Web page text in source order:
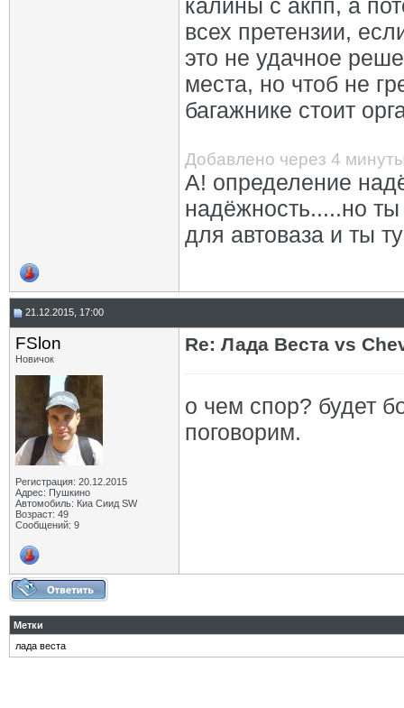
калины с акпп, а
всех претензии,
это не удачное
места, но чтоб не
багажнике стоит
Добавлено через 4
А! определение
надёжность.....но
для автоваза и ты
21.12.2015, 17:00
FSlon
Новичок
Регистрация: 20.12.2015
Адрес: Пушкино
Автомобиль: Киа Сиид SW
Возраст: 49
Сообщений: 9
Re: Лада Веста vs
о чем спор? будет
поговорим.
Метки
лада веста